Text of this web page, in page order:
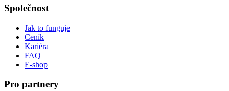
Společnost
Jak to funguje
Ceník
Kariéra
FAQ
E-shop
Pro partnery